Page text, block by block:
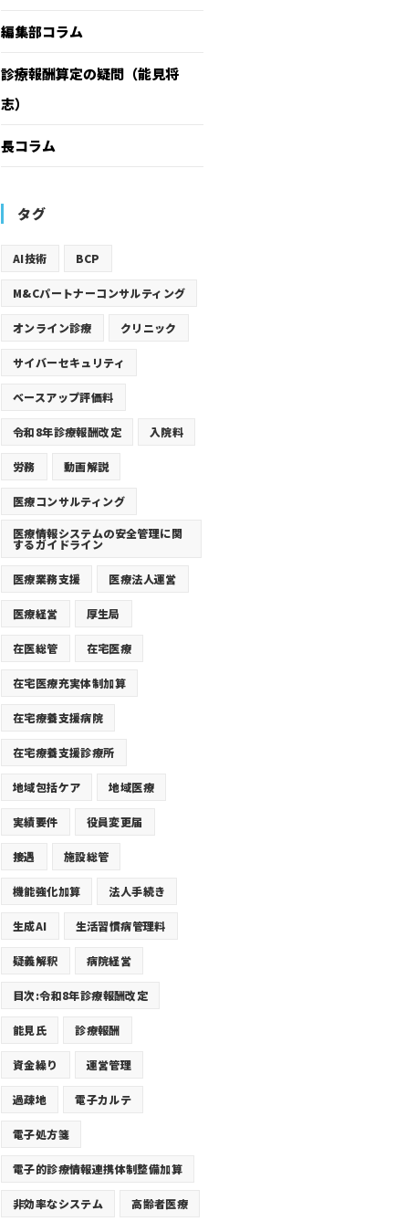
編集部コラム
診療報酬算定の疑問（能見将
志）
長コラム
タグ
AI技術 BCP
M&Cパートナーコンサルティング
オンライン診療 クリニック
サイバーセキュリティ
ベースアップ評価料
令和8年診療報酬改定 入院料
労務 動画解説
医療コンサルティング
医療情報システムの安全管理に関
するガイドライン
医療業務支援 医療法人運営
医療経営 厚生局
在医総管 在宅医療
在宅医療充実体制加算
在宅療養支援病院
在宅療養支援診療所
地域包括ケア 地域医療
実績要件 役員変更届
接遇 施設総管
機能強化加算 法人手続き
生成AI 生活習慣病管理料
疑義解釈 病院経営
目次:令和8年診療報酬改定
能見氏 診療報酬
資金繰り 運営管理
過疎地 電子カルテ
電子処方箋
電子的診療情報連携体制整備加算
非効率なシステム 高齢者医療